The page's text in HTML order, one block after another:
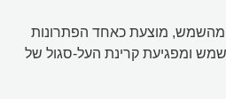
מהשמש, מוצעת כאחד הפתרונות
ומפגיעת קרינת העל-סגול של